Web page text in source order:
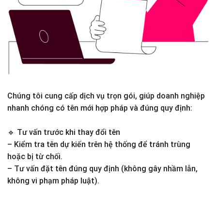
Chúng tôi cung cấp dịch vụ trọn gói, giúp doanh nghiệp
nhanh chóng có tên mới hợp pháp và đúng quy định:
🔹 Tư vấn trước khi thay đổi tên
– Kiểm tra tên dự kiến trên hệ thống để tránh trùng
hoặc bị từ chối.
– Tư vấn đặt tên đúng quy định (không gây nhầm lẫn,
không vi phạm pháp luật).